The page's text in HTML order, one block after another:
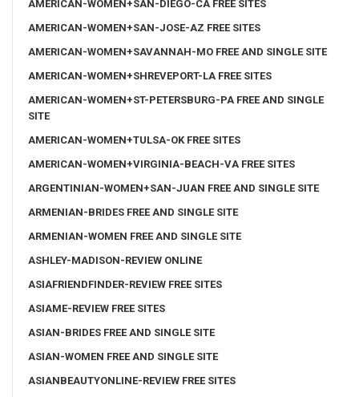
AMERICAN-WOMEN+SAN-DIEGO-CA FREE SITES
AMERICAN-WOMEN+SAN-JOSE-AZ FREE SITES
AMERICAN-WOMEN+SAVANNAH-MO FREE AND SINGLE SITE
AMERICAN-WOMEN+SHREVEPORT-LA FREE SITES
AMERICAN-WOMEN+ST-PETERSBURG-PA FREE AND SINGLE
SITE
AMERICAN-WOMEN+TULSA-OK FREE SITES
AMERICAN-WOMEN+VIRGINIA-BEACH-VA FREE SITES
ARGENTINIAN-WOMEN+SAN-JUAN FREE AND SINGLE SITE
ARMENIAN-BRIDES FREE AND SINGLE SITE
ARMENIAN-WOMEN FREE AND SINGLE SITE
ASHLEY-MADISON-REVIEW ONLINE
ASIAFRIENDFINDER-REVIEW FREE SITES
ASIAME-REVIEW FREE SITES
ASIAN-BRIDES FREE AND SINGLE SITE
ASIAN-WOMEN FREE AND SINGLE SITE
ASIANBEAUTYONLINE-REVIEW FREE SITES